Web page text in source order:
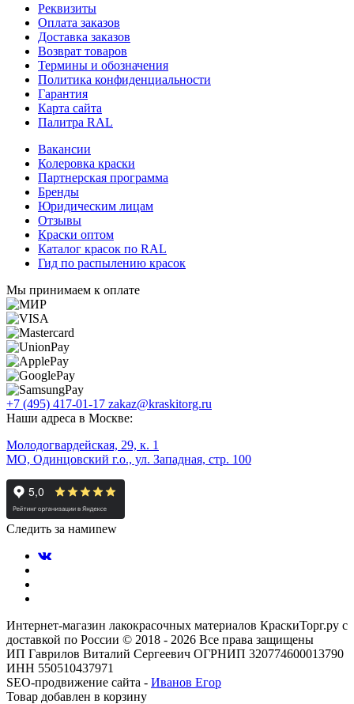
Реквизиты
Оплата заказов
Доставка заказов
Возврат товаров
Термины и обозначения
Политика конфиденциальности
Гарантия
Карта сайта
Палитра RAL
Вакансии
Колеровка краски
Партнерская программа
Бренды
Юридическим лицам
Отзывы
Краски оптом
Каталог красок по RAL
Гид по распылению красок
Мы принимаем к оплате
+7 (495) 417-01-17 zakaz@kraskitorg.ru
Наши адреса в Москве:
Молодогвардейская, 29, к. 1
МО, Одинцовский г.о., ул. Западная, стр. 100
Следить за намиnew
Интернет-магазин лакокрасочных материалов КраскиТорг.ру с
доставкой по России © 2018 - 2026 Все права защищены
ИП Гаврилов Виталий Сергеевич ОГРНИП 320774600013790
ИНН 550510437971
SEO-продвижение сайта - Иванов Егор
Товар добавлен в корзину